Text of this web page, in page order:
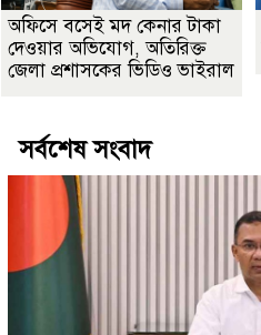
অফিসে বসেই মদ কেনার টাকা
দেওয়ার অভিযোগ, অতিরিক্ত
জেলা প্রশাসকের ভিডিও ভাইরাল
সর্বশেষ সংবাদ